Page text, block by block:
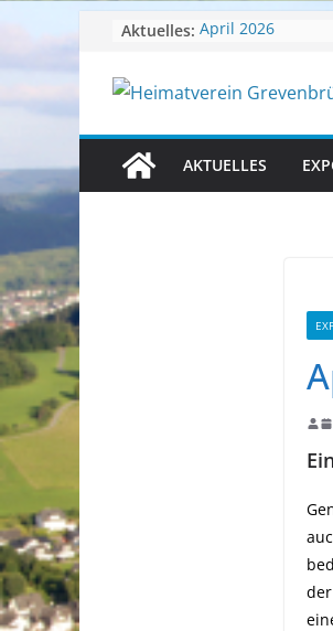
springen
Aktuelles: April 2026
Mai 2026
AKTUELLES